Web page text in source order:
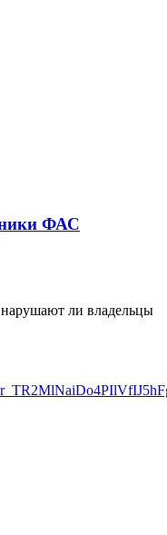
ФАС
ли владельцы